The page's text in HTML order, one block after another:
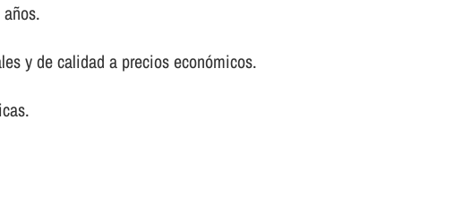
y de calidad a precios económicos.